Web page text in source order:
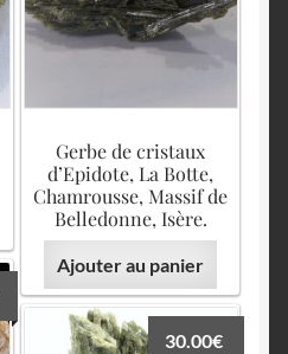
Gerbe de cristaux
d’Epidote, La Botte,
Chamrousse, Massif de
Belledonne, Isère.
Ajouter au panier
30.00€